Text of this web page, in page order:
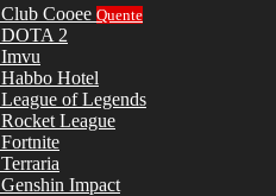
Club Cooee Quente
DOTA 2
Imvu
Habbo Hotel
League of Legends
Rocket League
Fortnite
Terraria
Genshin Impact